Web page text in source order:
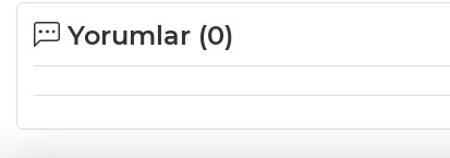
Yorumlar (0)